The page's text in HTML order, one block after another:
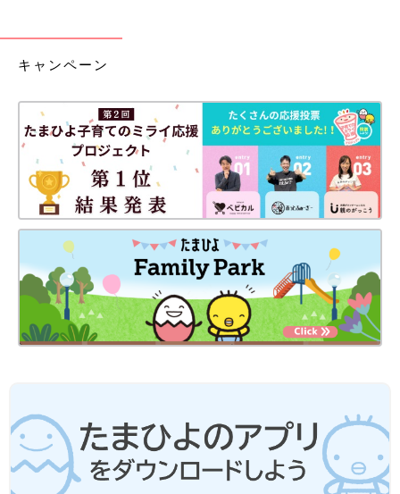
キャンペーン